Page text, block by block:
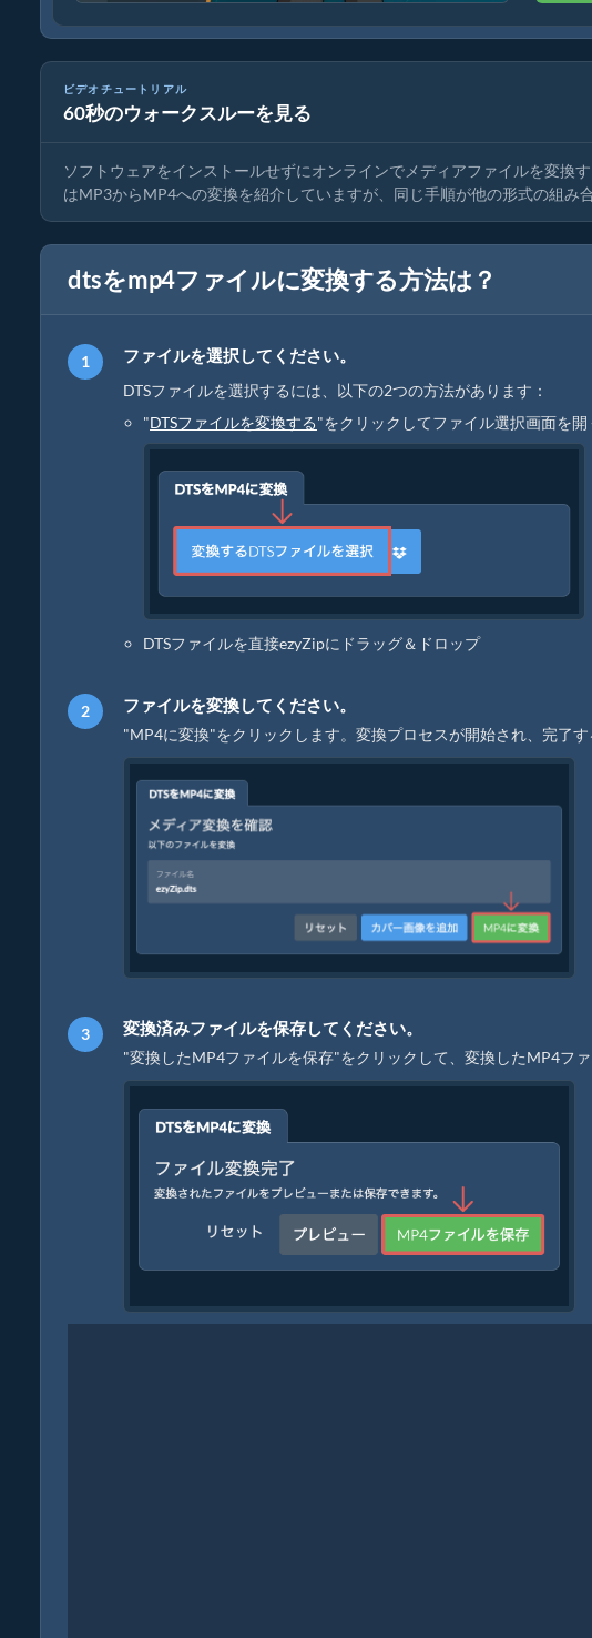
ビデオチュートリアル
60秒のウォークスルーを見る
メディアファイルの変換方法
ソフトウェアをインストールせずにオンラインでメディアファイルを変換
はMP3からMP4への変換を紹介していますが、同じ手順が他の形式の組み
dtsをmp4ファイルに変換する方法は？
ファイルを選択してください。
DTSファイルを選択するには、以下の2つの方法があります：
"DTSファイルを変換する"をクリックしてファイル選択画面を開
DTSファイルを直接ezyZipにドラッグ＆ドロップ
ファイルを変換してください。
"MP4に変換"をクリックします。変換プロセスが開始され、完了す
変換済みファイルを保存してください。
"変換したMP4ファイルを保存"をクリックして、変換したMP4フ